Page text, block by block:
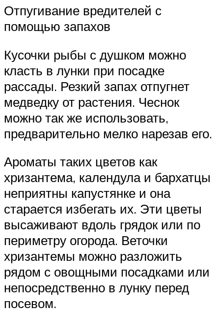
Отпугивание вредителей с
помощью запахов
Кусочки рыбы с душком можно
класть в лунки при посадке
рассады. Резкий запах отпугнет
медведку от растения. Чеснок
можно так же использовать,
предварительно мелко нарезав его.
Ароматы таких цветов как
хризантема, календула и бархатцы
неприятны капустянке и она
старается избегать их. Эти цветы
высаживают вдоль грядок или по
периметру огорода. Веточки
хризантемы можно разложить
рядом с овощными посадками или
непосредственно в лунку перед
посевом.